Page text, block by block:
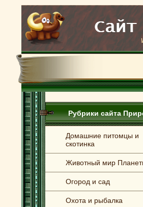
Рубрики сайта
Домашние питомцы и
скотинка
Животный мир
Огород и сад
Охота и рыбалка